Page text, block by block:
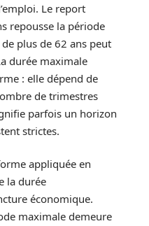
Le report
repousse la période
plus de 62 ans peut
durée maximale
: elle dépend de
de trimestres
parfois un horizon
strictes.
appliquée en
la durée
économique.
maximale demeure